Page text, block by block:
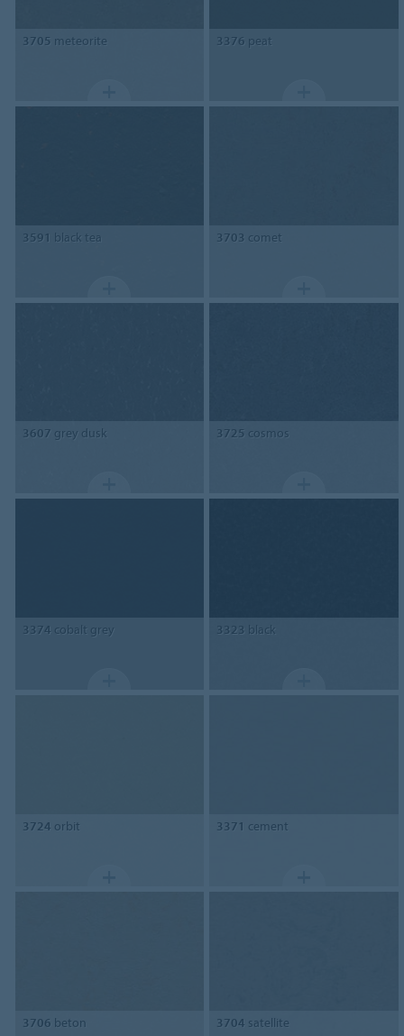
3705 meteorite 3376 peat
3591 black tea 3703 comet
3607 grey dusk 3725 cosmos
3374 cobalt grey 3323 black
3724 orbit 3371 cement
3706 beton 3704 satellite